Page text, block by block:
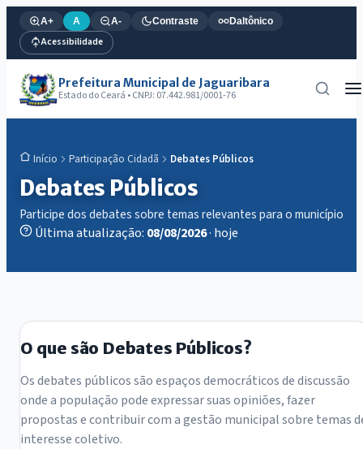
A+ A A- Contraste Daltônico
Acessibilidade
Prefeitura Municipal de Jaguaribara
Estado do Ceará • CNPJ: 07.442.981/0001-76
Início Participação Cidadã Debates Públicos
Debates Públicos
Participe dos debates sobre temas relevantes para o município
Última atualização: 08/08/2026· hoje
O que são Debates Públicos?
Os debates públicos são espaços democráticos de discussão
onde a população pode expressar suas opiniões, fazer
propostas e contribuir com a gestão municipal sobre temas
interesse coletivo.